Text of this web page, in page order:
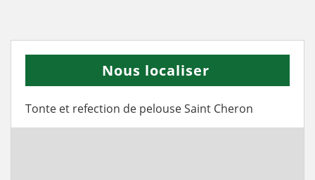
Nous localiser
Tonte et refection de pelouse Saint Cheron